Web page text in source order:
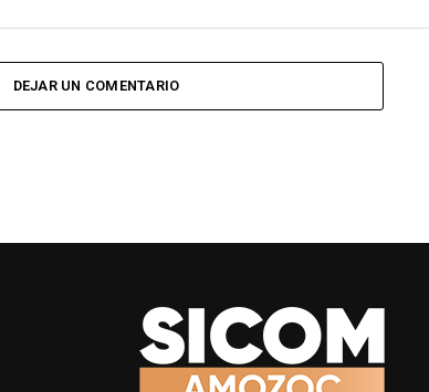
DEJAR UN COMENTARIO